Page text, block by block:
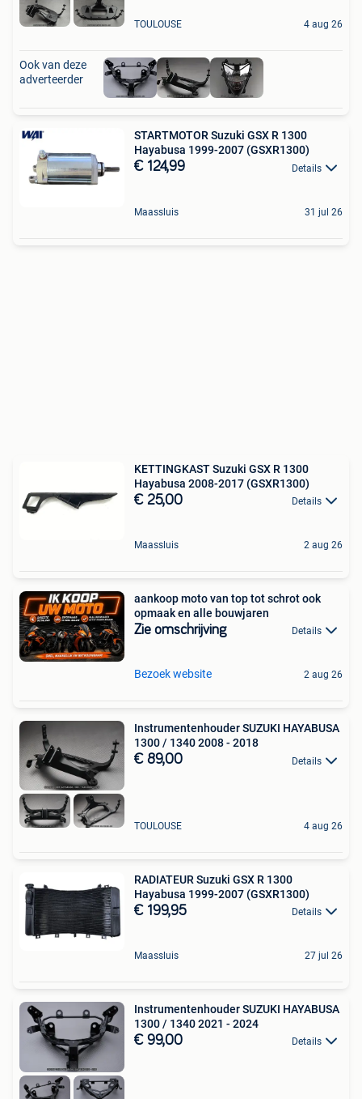
TOULOUSE 4 aug 26
Ook van deze
adverteerder
STARTMOTOR Suzuki GSX R 1300
Hayabusa 1999-2007 (GSXR1300)
€ 124,99 Details
Maassluis 31 jul 26
KETTINGKAST Suzuki GSX R 1300
Hayabusa 2008-2017 (GSXR1300)
€ 25,00 Details
Maassluis 2 aug 26
aankoop moto van top tot schrot ook
opmaak en alle bouwjaren
Zie omschrijving Details
Bezoek website 2 aug 26
Instrumentenhouder SUZUKI HAYABUSA
1300 / 1340 2008 - 2018
€ 89,00 Details
TOULOUSE 4 aug 26
RADIATEUR Suzuki GSX R 1300
Hayabusa 1999-2007 (GSXR1300)
€ 199,95 Details
Maassluis 27 jul 26
Instrumentenhouder SUZUKI HAYABUSA
1300 / 1340 2021 - 2024
€ 99,00 Details